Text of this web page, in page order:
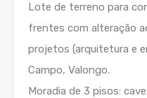
Lote de terreno para
frentes com alteração
projetos (arquitetura e
Campo, Valongo.
Moradia de 3 pisos: